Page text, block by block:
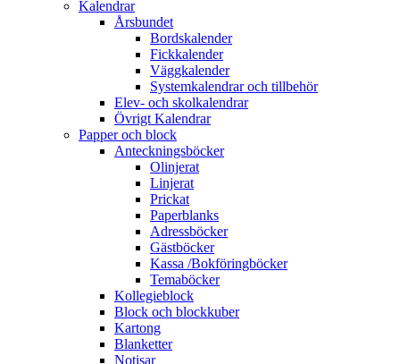
Kalendrar
Årsbundet
Bordskalender
Fickkalender
Väggkalender
Systemkalendrar och tillbehör
Elev- och skolkalendrar
Övrigt Kalendrar
Papper och block
Anteckningsböcker
Olinjerat
Linjerat
Prickat
Paperblanks
Adressböcker
Gästböcker
Kassa /Bokföringböcker
Temaböcker
Kollegieblock
Block och blockkuber
Kartong
Blanketter
Notisar